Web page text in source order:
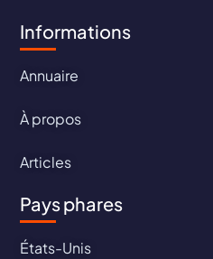
Informations
Annuaire
À propos
Articles
Pays phares
États-Unis